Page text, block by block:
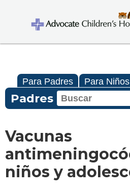
Para Padres Para Niños
Padres
Vacunas
niños y